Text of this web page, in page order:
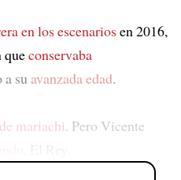
en los escenariosen 2016,
queconservaba
su avanzada edad.
mariachi. Pero Vicente